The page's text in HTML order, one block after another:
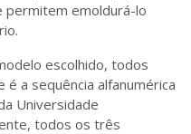
permitem emoldurá-lo
escolhido, todos
a sequência alfanumérica
Universidade
todos os três